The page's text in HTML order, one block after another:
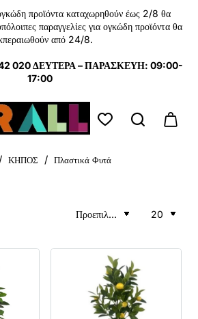
προϊόντα καταχωρηθούν έως 2/8 θα
παραγγελίες για ογκώδη προϊόντα θα
από 24/8.
020 ΔΕΥΤΕΡΑ – ΠΑΡΑΣΚΕΥΗ: 09:00-
17:00
ΚΗΠΟΣ Πλαστικά Φυτά